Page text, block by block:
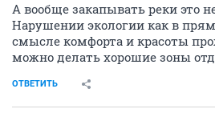
А вообще закапывать реки это
Нарушении экологии как в
смысле комфорта и красоты
можно делать хорошие зоны
ОТВЕТИТЬ